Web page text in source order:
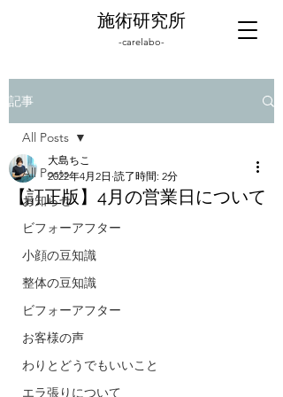
施術研究所
-carelabo-
記事
All Posts
お知らせ
ビフォーアフター
小顔の豆知識
整体の豆知識
ビフォーアフター
お客様の声
わりとどうでもいいこと
エラ張りについて
All Posts
【訂正版】4月の営業日について
大島ちこ
2022年4月2日 読了時間: 2分